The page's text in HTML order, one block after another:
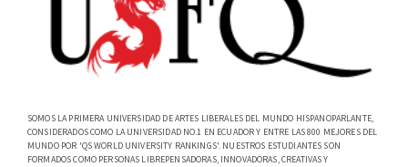
SOMOS LA PRIMERA UNIVERSIDAD DE ARTES LIBERALES DEL MUNDO HISPANOPARLANTE,
CONSIDERADOS COMO LA UNIVERSIDAD NO.1 EN ECUADOR Y ENTRE LAS 800 MEJORES DEL
MUNDO POR 'QS WORLD UNIVERSITY RANKINGS'. NUESTROS ESTUDIANTES SON
FORMADOS COMO PERSONAS LIBREPENSADORAS, INNOVADORAS, CREATIVAS Y